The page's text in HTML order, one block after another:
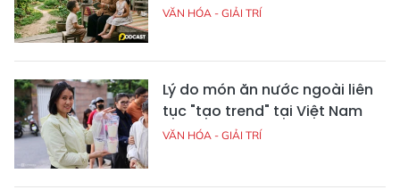
VĂN HÓA - GIẢI TRÍ
Lý do món ăn nước ngoài liên
tục "tạo trend" tại Việt Nam
VĂN HÓA - GIẢI TRÍ